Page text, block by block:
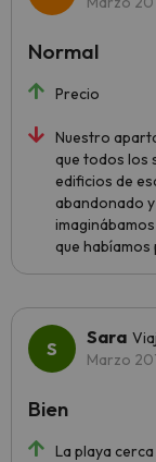
Precio
Nuestro
que todos los
edificios de
abandonado
que
Normal
Sara
Marzo
La playa
Bien